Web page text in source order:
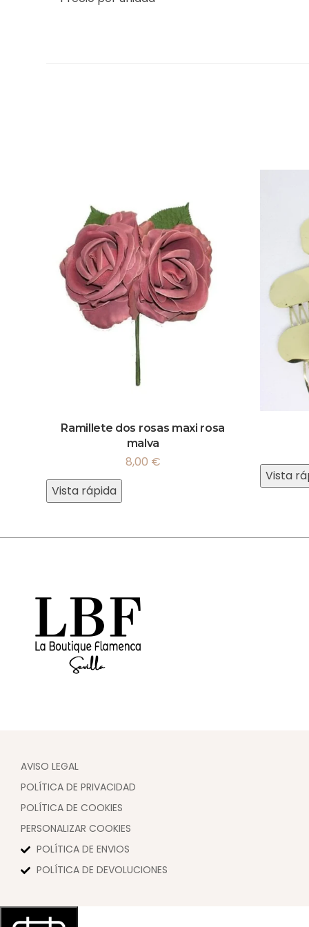
Ramillete dos rosas maxi rosa
malva
8,00 €
Vista rápida
Vista
AVISO LEGAL
POLÍTICA DE PRIVACIDAD
POLÍTICA DE COOKIES
PERSONALIZAR COOKIES
POLÍTICA DE ENVIOS
POLÍTICA DE DEVOLUCIONES